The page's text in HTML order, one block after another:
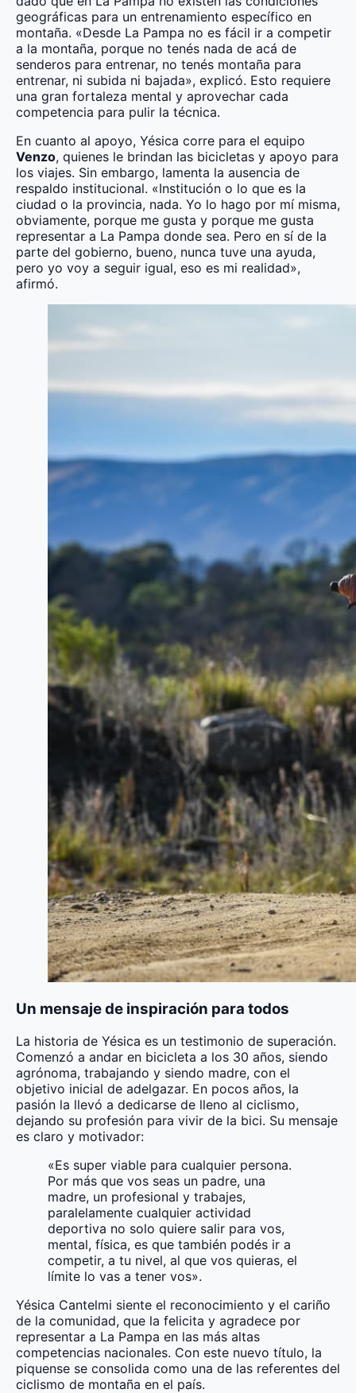
geográficas para un entrenamiento específico en
montaña. «Desde La Pampa no es fácil ir a competir
a la montaña, porque no tenés nada de acá de
senderos para entrenar, no tenés montaña para
entrenar, ni subida ni bajada», explicó. Esto requiere
una gran fortaleza mental y aprovechar cada
competencia para pulir la técnica.
En cuanto al apoyo, Yésica corre para el equipo
Venzo, quienes le brindan las bicicletas y apoyo para
los viajes. Sin embargo, lamenta la ausencia de
respaldo institucional. «Institución o lo que es la
ciudad o la provincia, nada. Yo lo hago por mí misma,
obviamente, porque me gusta y porque me gusta
representar a La Pampa donde sea. Pero en sí de la
parte del gobierno, bueno, nunca tuve una ayuda,
pero yo voy a seguir igual, eso es mi realidad»,
afirmó.
Un mensaje de inspiración para todos
La historia de Yésica es un testimonio de superación.
Comenzó a andar en bicicleta a los 30 años, siendo
agrónoma, trabajando y siendo madre, con el
objetivo inicial de adelgazar. En pocos años, la
pasión la llevó a dedicarse de lleno al ciclismo,
dejando su profesión para vivir de la bici. Su mensaje
es claro y motivador:
«Es super viable para cualquier persona.
Por más que vos seas un padre, una
madre, un profesional y trabajes,
paralelamente cualquier actividad
deportiva no solo quiere salir para vos,
mental, física, es que también podés ir a
competir, a tu nivel, al que vos quieras, el
límite lo vas a tener vos».
Yésica Cantelmi siente el reconocimiento y el cariño
de la comunidad, que la felicita y agradece por
representar a La Pampa en las más altas
competencias nacionales. Con este nuevo título, la
piquense se consolida como una de las referentes del
ciclismo de montaña en el país.